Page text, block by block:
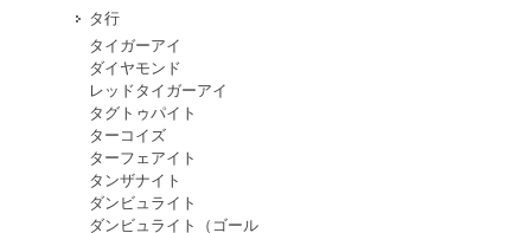
タ行
タイガーアイ
ダイヤモンド
レッドタイガーアイ
タグトゥパイト
ターコイズ
ターフェアイト
タンザナイト
ダンビュライト
ダンビュライト（ゴール